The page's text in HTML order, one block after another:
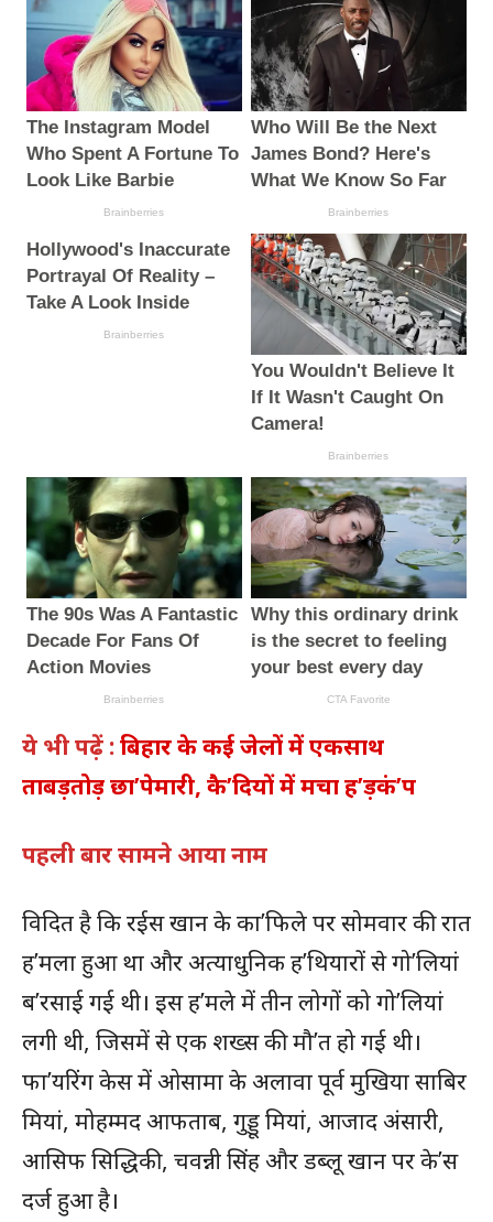
ये भी पढ़ें :बिहार के कई जेलों में एकसाथ
ताबड़तोड़ छा’पेमारी, कै’दियों में मचा ह’ड़कं’प
पहली बार सामने आया नाम
विदित है कि रईस खान के का’फिले पर सोमवार की रात
ह’मला हुआ था और अत्याधुनिक ह’थियारों से गो’लियां
ब’रसाई गई थी। इस ह’मले में तीन लोगों को गो’लियां
लगी थी, जिसमें से एक शख्स की मौ’त हो गई थी।
फा’यरिंग केस में ओसामा के अलावा पूर्व मुखिया साबिर
मियां, मोहम्मद आफताब, गुड्डू मियां, आजाद अंसारी,
आसिफ सिद्धिकी, चवन्नी सिंह और डब्लू खान पर के’स
दर्ज हुआ है।